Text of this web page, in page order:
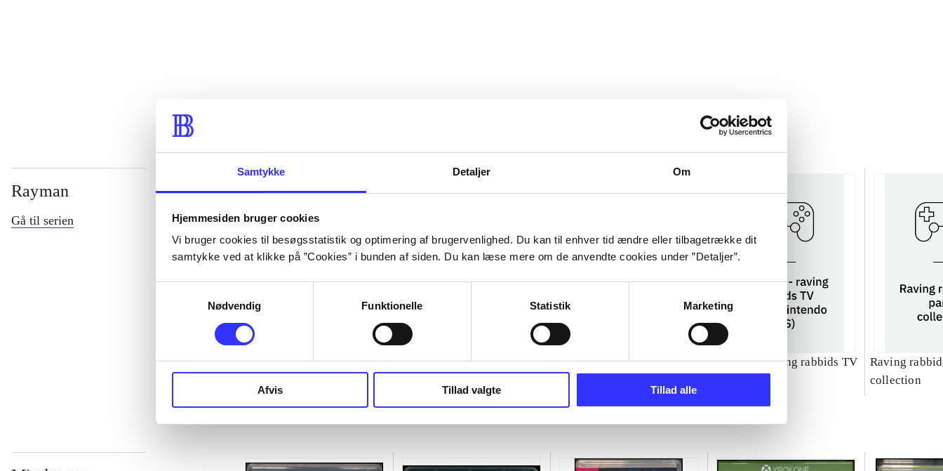
Samtykke Detaljer Om
Hjemmesiden bruger cookies
Vi bruger cookies til besøgsstatistik og optimering af brugervenlighed. Du kan til enhver tid ændre eller tilbagetrække dit
samtykke ved at klikke på ”Cookies” i bunden af siden. Du kan læse mere om de anvendte cookies under ”Detaljer”.
Nødvendig
Funktionelle Statistik Marketing
Afvis Tillad valgte Tillad alle
Rayman
Gå til serien
Rayman M
Rayman 3
Rayman - raving rabbids 2
Rayman - raving rabbids TV
Raving
collection